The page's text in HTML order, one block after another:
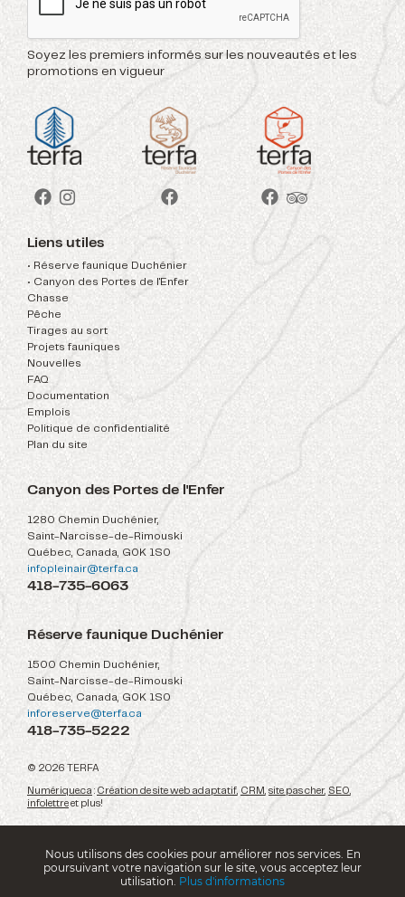
Soyez les premiers informés sur les nouveautés et les
promotions en vigueur
Liens utiles
• Réserve faunique Duchénier
Nouvelles
• Canyon des Portes de l'Enfer
FAQ
Chasse
Documentation
Pêche
Emplois
Tirages au sort
Politique de confidentialité
Projets fauniques
Plan du site
Canyon des Portes de l'Enfer
1280 Chemin Duchénier,
Saint-Narcisse-de-Rimouski
Québec, Canada, G0K 1S0
infopleinair@terfa.ca
418-735-6063
Réserve faunique Duchénier
1500 Chemin Duchénier,
Saint-Narcisse-de-Rimouski
Québec, Canada, G0K 1S0
inforeserve@terfa.ca
418-735-5222
© 2026 TERFA
Numérique.ca : Création de site web adaptatif, CRM, site pas cher, SEO,
infolettre et plus!
Nous utilisons des cookies pour améliorer nos services. En
poursuivant votre navigation sur le site, vous acceptez leur
utilisation. Plus d'informations